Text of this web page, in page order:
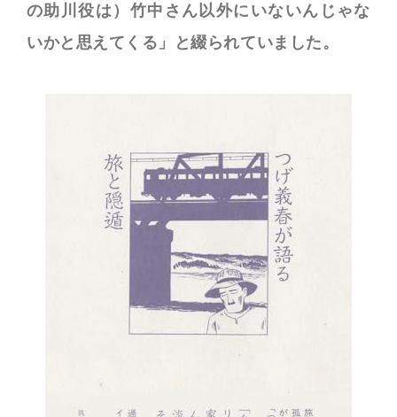
の助川役は）竹中さん以外にいないんじゃな
いかと思えてくる」と綴られていました。